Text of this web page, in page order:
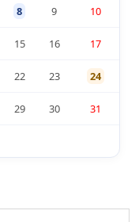
8 9 10
15 16 17
22 23 24
29 30 31